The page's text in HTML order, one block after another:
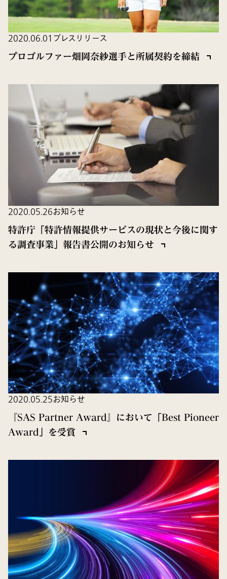
2020.06.01 プレスリリース
プロゴルファー畑岡奈紗選手と所属契約を締結
2020.05.26お知らせ
特許庁「特許情報提供サービスの現状と今後に関す
る調査事業」報告書公開のお知らせ
2020.05.25お知らせ
『SAS Partner Award』において「Best Pioneer
Award」を受賞